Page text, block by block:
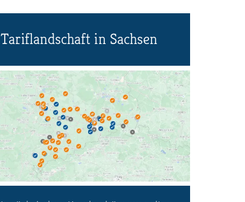
Tariflandschaft in Sachsen